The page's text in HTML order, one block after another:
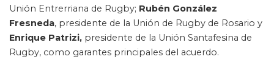
Unión Entrerriana de Rugby; Rubén González
Fresneda, presidente de la Unión de Rugby de Rosario y
Enrique Patrizi, presidente de la Unión Santafesina de
Rugby, como garantes principales del acuerdo.